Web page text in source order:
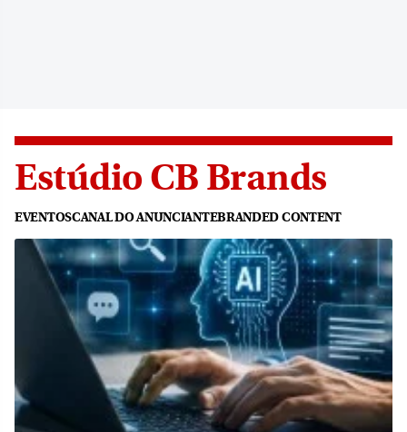
Estúdio CB Brands
EVENTOSCANAL DO ANUNCIANTEBRANDED CONTENT